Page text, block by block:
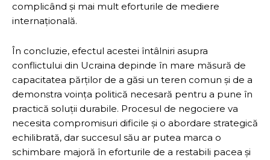
complicând și mai mult eforturile de mediere
internațională.
În concluzie, efectul acestei întâlniri asupra
conflictului din Ucraina depinde în mare măsură de
capacitatea părților de a găsi un teren comun și de a
demonstra voința politică necesară pentru a pune în
practică soluții durabile. Procesul de negociere va
necesita compromisuri dificile și o abordare strategică
echilibrată, dar succesul său ar putea marca o
schimbare majoră în eforturile de a restabili pacea și